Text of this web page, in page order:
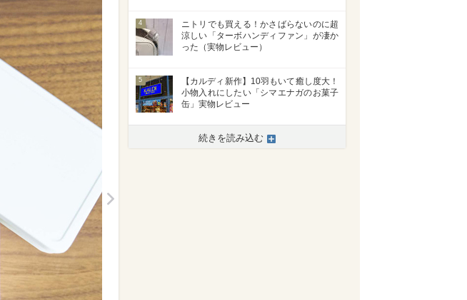
4
ニトリでも買える！かさばらないのに超
涼しい「ターボハンディファン」が凄か
った（実物レビュー）
5
【カルディ新作】10羽もいて癒し度大！
小物入れにしたい「シマエナガのお菓子
缶」実物レビュー
続きを読み込む